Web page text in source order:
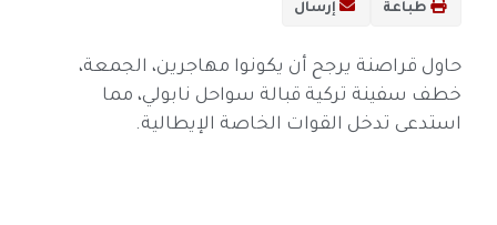
طباعة إرسال
حاول قراصنة يرجح أن يكونوا مهاجرين، الجمعة،
خطف سفينة تركية قبالة سواحل نابولي، مما
استدعى تدخل القوات الخاصة الإيطالية.